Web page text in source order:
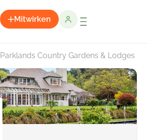
Mitwirken
Parklands Country Gardens & Lodges